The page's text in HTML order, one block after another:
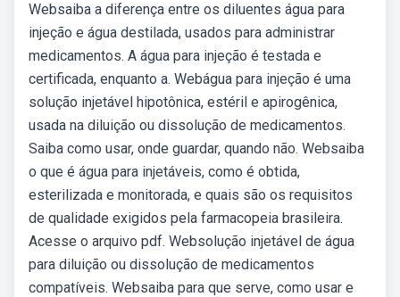
Websaiba a diferença entre os diluentes água para
injeção e água destilada, usados para administrar
medicamentos. A água para injeção é testada e
certificada, enquanto a. Webágua para injeção é uma
solução injetável hipotônica, estéril e apirogênica,
usada na diluição ou dissolução de medicamentos.
Saiba como usar, onde guardar, quando não. Websaiba
o que é água para injetáveis, como é obtida,
esterilizada e monitorada, e quais são os requisitos
de qualidade exigidos pela farmacopeia brasileira.
Acesse o arquivo pdf. Websolução injetável de água
para diluição ou dissolução de medicamentos
compatíveis. Websaiba para que serve, como usar e